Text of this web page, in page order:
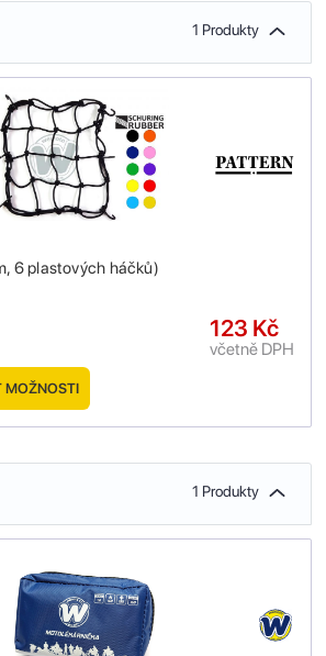
1 Produkty
6 plastových háčků)
123 Kč
včetně DPH
MOŽNOSTI
1 Produkty